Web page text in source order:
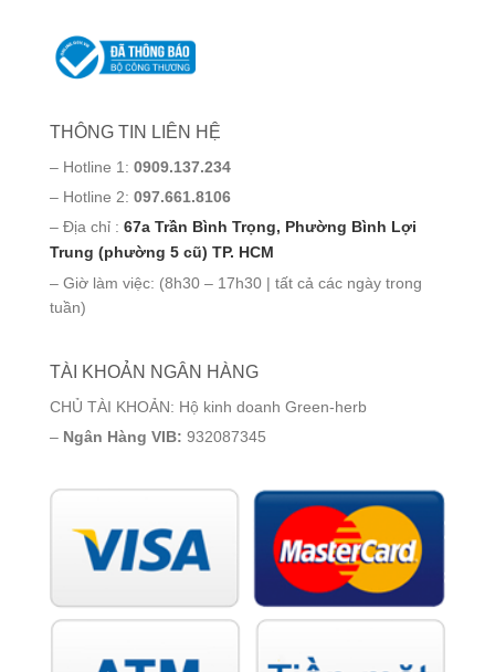
THÔNG TIN LIÊN HỆ
– Hotline 1: 0909.137.234
– Hotline 2: 097.661.8106
– Địa chỉ : 67a Trần Bình Trọng, Phường Bình Lợi
Trung (phường 5 cũ) TP. HCM
– Giờ làm việc: (8h30 – 17h30 | tất cả các ngày trong
tuần)
TÀI KHOẢN NGÂN HÀNG
CHỦ TÀI KHOẢN: Hộ kinh doanh Green-herb
– Ngân Hàng VIB: 932087345